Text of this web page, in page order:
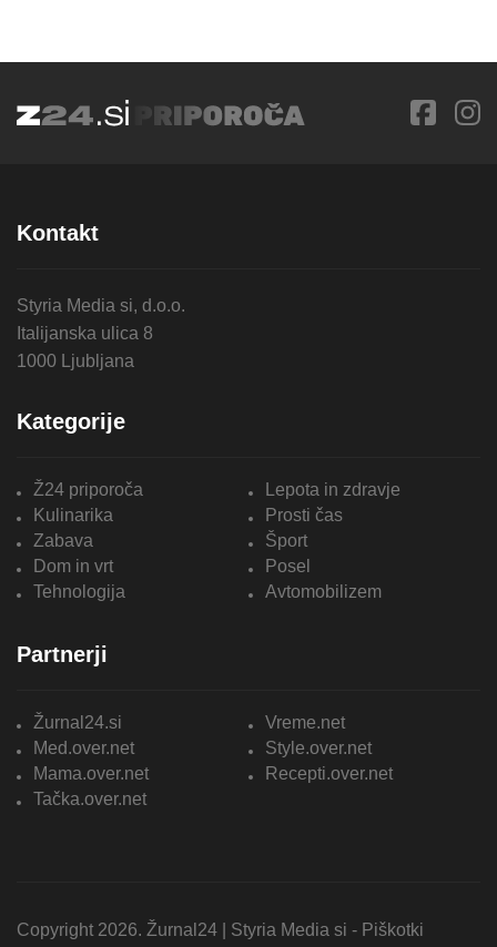
Kontakt
Styria Media si, d.o.o.
Italijanska ulica 8
1000 Ljubljana
Kategorije
Ž24 priporoča
Lepota in zdravje
Kulinarika
Prosti čas
Zabava
Šport
Dom in vrt
Posel
Tehnologija
Avtomobilizem
Partnerji
Žurnal24.si
Vreme.net
Med.over.net
Style.over.net
Mama.over.net
Recepti.over.net
Tačka.over.net
Copyright 2026. Žurnal24 | Styria Media si - Piškotki